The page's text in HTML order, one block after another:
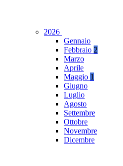
2026
Gennaio
Febbraio 2
Marzo
Aprile
Maggio 1
Giugno
Luglio
Agosto
Settembre
Ottobre
Novembre
Dicembre